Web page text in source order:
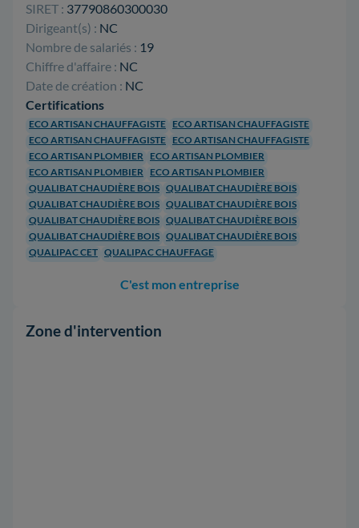
SIRET : 37790860300030
Dirigeant(s) : NC
Nombre de salariés : 19
Chiffre d'affaire : NC
Date de création : NC
Certifications
ECO ARTISAN CHAUFFAGISTE ECO ARTISAN CHAUFFAGISTE
ECO ARTISAN CHAUFFAGISTE ECO ARTISAN CHAUFFAGISTE
ECO ARTISAN PLOMBIER ECO ARTISAN PLOMBIER
ECO ARTISAN PLOMBIER ECO ARTISAN PLOMBIER
QUALIBAT CHAUDIÈRE BOIS QUALIBAT CHAUDIÈRE BOIS
QUALIBAT CHAUDIÈRE BOIS QUALIBAT CHAUDIÈRE BOIS
QUALIBAT CHAUDIÈRE BOIS QUALIBAT CHAUDIÈRE BOIS
QUALIBAT CHAUDIÈRE BOIS QUALIBAT CHAUDIÈRE BOIS
QUALIPAC CET QUALIPAC CHAUFFAGE
C'est mon entreprise
Zone d'intervention